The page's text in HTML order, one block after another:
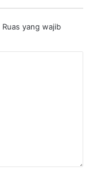
Ruas yang wajib